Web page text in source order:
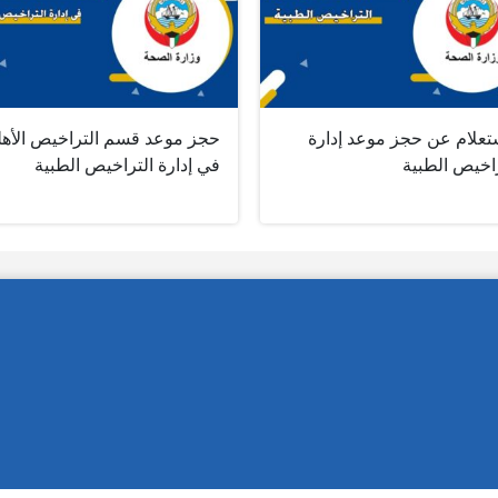
عن حجز موعد إدارة
الطبية
حجز موعد قسم التراخيص
في إدارة التراخيص الطبية